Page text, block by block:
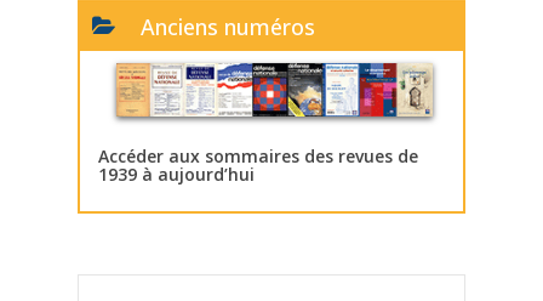
Anciens numéros
Accéder aux sommaires des revues de
1939 à aujourd’hui